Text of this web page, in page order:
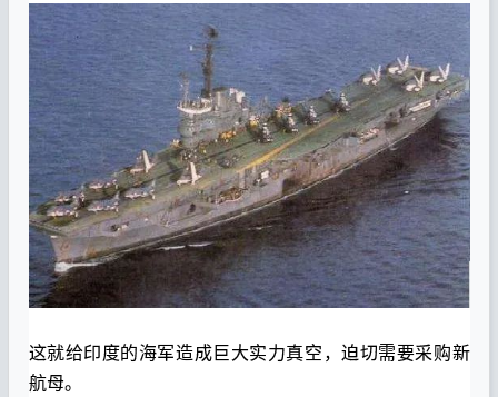
这就给印度的海军造成巨大实力真空，迫切需要采购新
航母。